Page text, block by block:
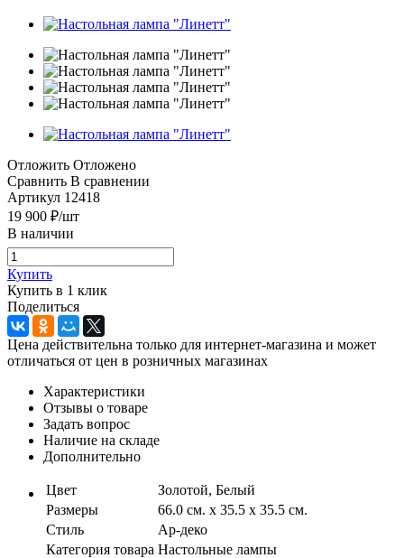
Отложить Отложено
Сравнить В сравнении
Артикул 12418
19 900 ₽/шт
В наличии
Купить
Купить в 1 клик
Поделиться
Цена действительна только для интернет-магазина и может
отличаться от цен в розничных магазинах
Характеристики
Отзывы о товаре
Задать вопрос
Наличие на складе
Дополнительно
Цвет
Золотой, Белый
Размеры
66.0 см. x 35.5 x 35.5 см.
Стиль
Ар-деко
Категория товара Настольные лампы